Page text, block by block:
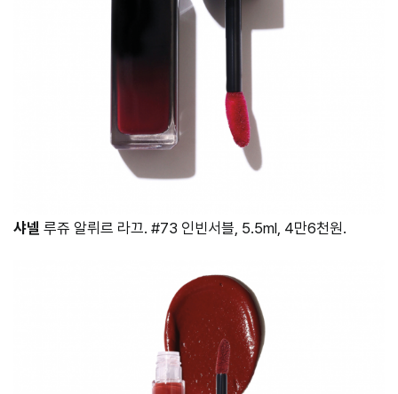
샤넬 루쥬 알뤼르 라끄. #73 인빈서블, 5.5ml, 4만6천원.